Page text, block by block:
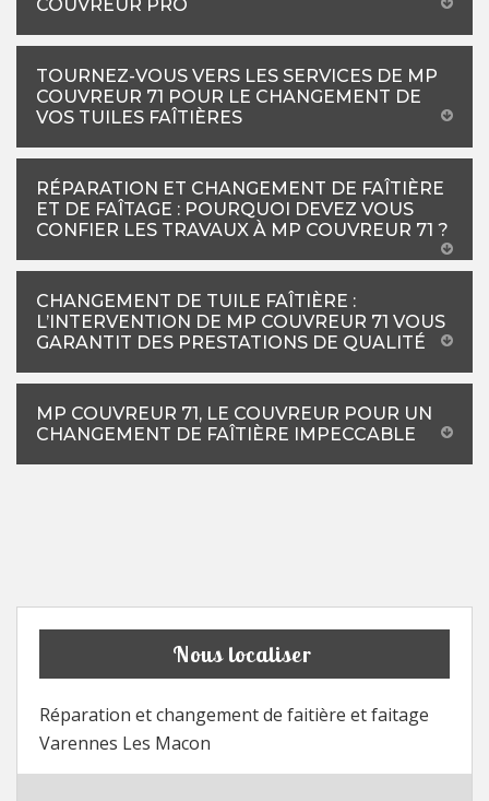
COUVREUR PRO
TOURNEZ-VOUS VERS LES SERVICES DE MP
COUVREUR 71 POUR LE CHANGEMENT DE
VOS TUILES FAÎTIÈRES
RÉPARATION ET CHANGEMENT DE FAÎTIÈRE
ET DE FAÎTAGE : POURQUOI DEVEZ VOUS
CONFIER LES TRAVAUX À MP COUVREUR 71 ?
CHANGEMENT DE TUILE FAÎTIÈRE :
L’INTERVENTION DE MP COUVREUR 71 VOUS
GARANTIT DES PRESTATIONS DE QUALITÉ
MP COUVREUR 71, LE COUVREUR POUR UN
CHANGEMENT DE FAÎTIÈRE IMPECCABLE
Nous localiser
Réparation et changement de faitière et faitage
Varennes Les Macon